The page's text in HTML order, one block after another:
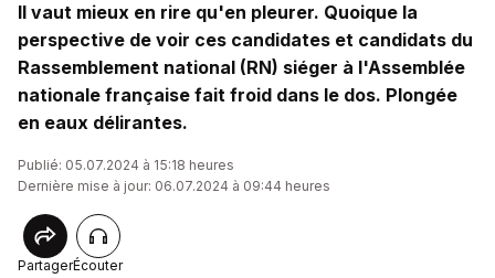
Il vaut mieux en rire qu'en pleurer. Quoique la
perspective de voir ces candidates et candidats du
Rassemblement national (RN) siéger à l'Assemblée
nationale française fait froid dans le dos. Plongée
en eaux délirantes.
Publié: 05.07.2024 à 15:18 heures
Dernière mise à jour: 06.07.2024 à 09:44 heures
PartagerÉcouter